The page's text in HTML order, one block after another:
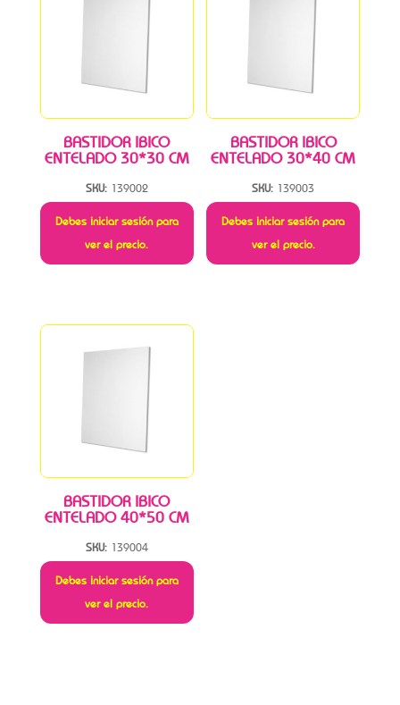
BASTIDOR IBICO
ENTELADO 30*30 CM
SKU: 139002
Debes iniciar sesión para
ver el precio.
BASTIDOR IBICO
ENTELADO 30*40 CM
SKU: 139003
Debes iniciar sesión para
ver el precio.
BASTIDOR IBICO
ENTELADO 40*50 CM
SKU: 139004
Debes iniciar sesión para
ver el precio.